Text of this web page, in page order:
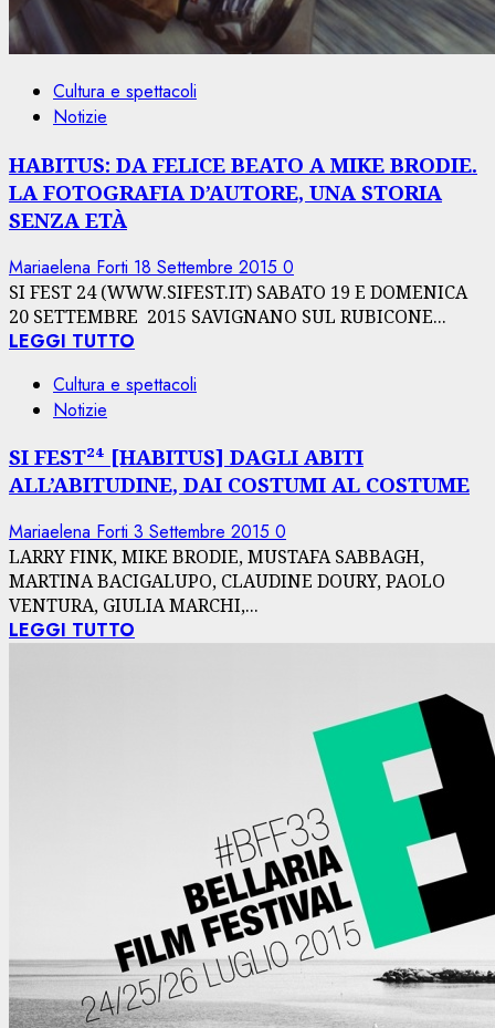
Cultura e spettacoli
Notizie
HABITUS: DA FELICE BEATO A MIKE BRODIE.
LA FOTOGRAFIA D’AUTORE, UNA STORIA
SENZA ETÀ
Mariaelena Forti 18 Settembre 2015 0
SI FEST 24 (WWW.SIFEST.IT) SABATO 19 E DOMENICA
20 SETTEMBRE 2015 SAVIGNANO SUL RUBICONE...
LEGGI TUTTO
Cultura e spettacoli
Notizie
SI FEST²⁴ [HABITUS] DAGLI ABITI
ALL’ABITUDINE, DAI COSTUMI AL COSTUME
Mariaelena Forti 3 Settembre 2015 0
LARRY FINK, MIKE BRODIE, MUSTAFA SABBAGH,
MARTINA BACIGALUPO, CLAUDINE DOURY, PAOLO
VENTURA, GIULIA MARCHI,...
LEGGI TUTTO